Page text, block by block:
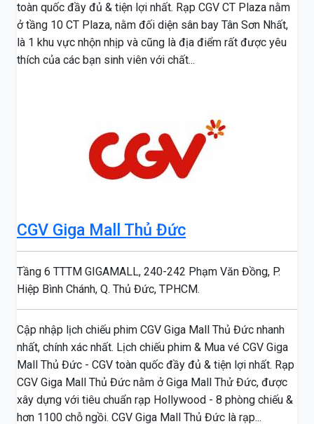
toàn quốc đầy đủ & tiện lợi nhất. Rạp CGV CT Plaza nằm
ở tầng 10 CT Plaza, nằm đối diện sân bay Tân Sơn Nhất,
là 1 khu vực nhộn nhịp và cũng là địa điểm rất được yêu
thích của các bạn sinh viên với chất...
CGV Giga Mall Thủ Đức
Tầng 6 TTTM GIGAMALL, 240-242 Phạm Văn Đồng, P.
Hiệp Bình Chánh, Q. Thủ Đức, TPHCM.
Cập nhập lịch chiếu phim CGV Giga Mall Thủ Đức nhanh
nhất, chính xác nhất. Lịch chiếu phim & Mua vé CGV Giga
Mall Thủ Đức - CGV toàn quốc đầy đủ & tiện lợi nhất. Rạp
CGV Giga Mall Thủ Đức nằm ở Giga Mall Thử Đức, được
xây dựng với tiêu chuẩn rạp Hollywood - 8 phòng chiếu &
hơn 1100 chỗ ngồi. CGV Giga Mall Thủ Đức là rạp...